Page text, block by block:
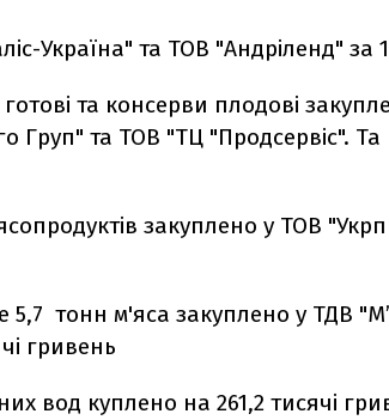
Україна" та ТОВ "Андріленд" за
та консерви плодові
Груп" та ТОВ "ТЦ "Продсервіс".
закуплено у ТОВ
5,7 тонн м'яса закуплено у ТДВ
гривень
вод куплено на 261,2 тисячі